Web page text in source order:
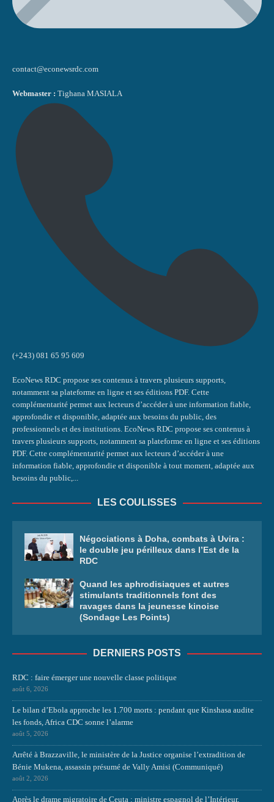
contact@econewsrdc.com
Webmaster : Tighana MASIALA
(+243) 081 65 95 609
EcoNews RDC propose ses contenus à travers plusieurs supports,
notamment sa plateforme en ligne et ses éditions PDF. Cette
complémentarité permet aux lecteurs d’accéder à une information fiable,
approfondie et disponible, adaptée aux besoins du public, des
professionnels et des institutions. EcoNews RDC propose ses contenus à
travers plusieurs supports, notamment sa plateforme en ligne et ses éditions
PDF. Cette complémentarité permet aux lecteurs d’accéder à une
information fiable, approfondie et disponible à tout moment, adaptée aux
besoins du public,...
LES COULISSES
Négociations à Doha, combats à Uvira :
le double jeu périlleux dans l’Est de la
RDC
Quand les aphrodisiaques et autres
stimulants traditionnels font des
ravages dans la jeunesse kinoise
(Sondage Les Points)
DERNIERS POSTS
RDC : faire émerger une nouvelle classe politique
août 6, 2026
Le bilan d’Ebola approche les 1.700 morts : pendant que Kinshasa audite
les fonds, Africa CDC sonne l’alarme
août 5, 2026
Arrêté à Brazzaville, le ministère de la Justice organise l’extradition de
Bénie Mukena, assassin présumé de Vally Amisi (Communiqué)
août 2, 2026
Après le drame migratoire de Ceuta : ministre espagnol de l’Intérieur,